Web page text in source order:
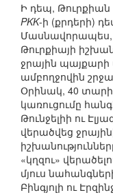
Ի դեպ, Թուրքիան
PKK-ի (քրդերի)
Մասնավորապես,
Թուրքիայի
ջրային պայքարի
ամբողջովին
Օրինակ, 40
կառուցումը
Թունջելիի ու
վերածվեց
«կղզու»
մյուս
Բինգյոլի ու